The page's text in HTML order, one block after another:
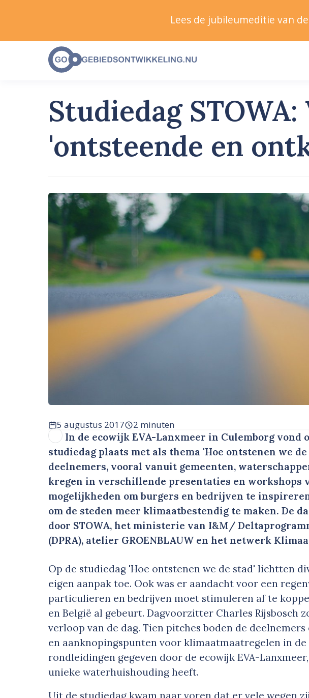
Studiedag
'ontsteende en
5 augustus 2017 2 minuten
In de ecowijk EVA-Lanxmeer in Culemborg vond
studiedag plaats met als thema 'Hoe ontstenen we de
deelnemers, vooral vanuit gemeenten,
kregen in verschillende presentaties en workshops
mogelijkheden om burgers en bedrijven te
om de steden meer klimaatbestendig te maken. De
door STOWA, het ministerie van I&M/
(DPRA), atelier GROENBLAUW en het netwerk
Op de studiedag 'Hoe ontstenen we de stad' lichtten
eigen aanpak toe. Ook was er aandacht voor een
particulieren en bedrijven moet stimuleren af te
en België al gebeurt. Dagvoorzitter Charles Rijsbosch
verloop van de dag. Tien pitches boden de
en aanknopingspunten voor klimaatmaatregelen in de
rondleidingen gegeven door de ecowijk EVA-
unieke waterhuishouding heeft.
Lees de jubileumeditie van